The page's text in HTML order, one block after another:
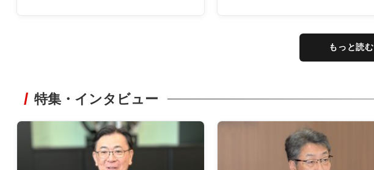
もっと読む
特集・インタビュー